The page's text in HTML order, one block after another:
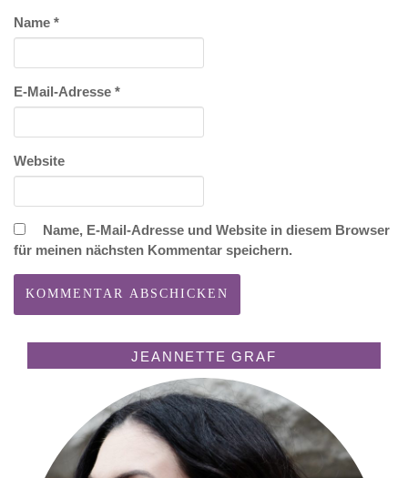
Name *
E-Mail-Adresse *
Website
Name, E-Mail-Adresse und Website in diesem Browser
für meinen nächsten Kommentar speichern.
JEANNETTE GRAF